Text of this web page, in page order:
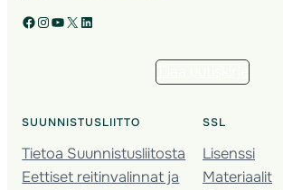
Facebook Instagram YouTube X LinkedIn
SUUNNISTUSLIITTO
Tietoa Suunnistusliitosta
Eettiset reitinvalinnat ja
SSL
Lisenssi
Materiaalit